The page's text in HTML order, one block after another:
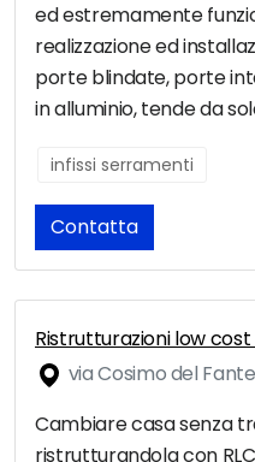
ed estremamente
realizzazione ed
porte blindate, porte
in alluminio, tende da
infissi serramenti
Contatta
Ristrutturazioni low
via Cosimo del
Cambiare casa senza
ristrutturandola con